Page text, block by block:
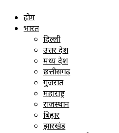
होम
भारत
दिल्ली
उत्तर प्रदेश
मध्य प्रदेश
छत्तीसगढ़
गुजरात
महाराष्ट्र
राजस्थान
बिहार
झारखंड